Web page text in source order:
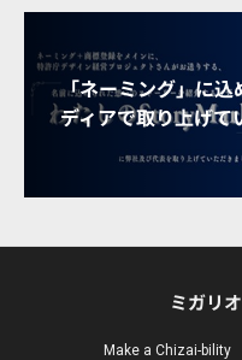
「ネーミング」に込
ディアで取り上げて
ミガリ
Make a Chizai-bility